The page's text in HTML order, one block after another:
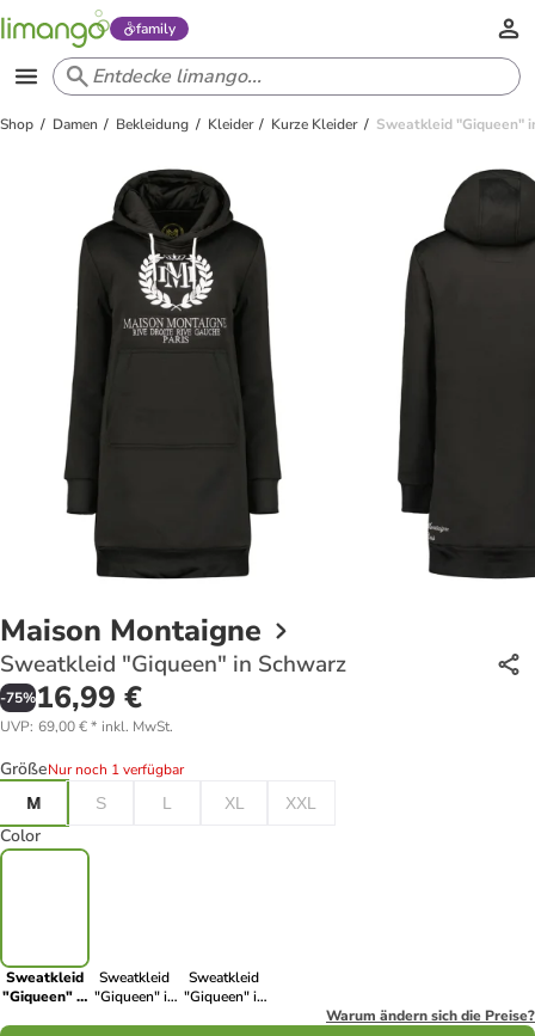
family
Shop Damen Bekleidung Kleider Kurze Kleider Sweatkleid "Giqueen"
Maison Montaigne
Sweatkleid "Giqueen" in Schwarz
-75%16,99 €
UVP: 69,00 €* inkl. MwSt.
GrößeNur noch 1 verfügbar
M
S L XL XXL
Color
Sweatkleid
"Giqueen" in
Sweatkleid
"Giqueen" in
Sweatkleid
"Giqueen" in
Warum ändern sich die Preise?